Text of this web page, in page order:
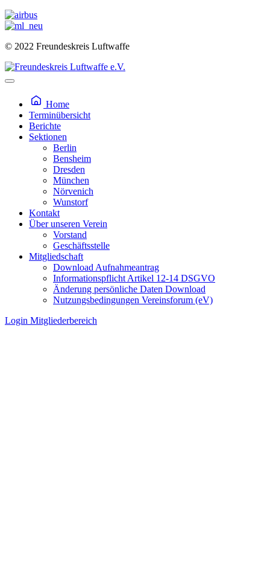
© 2022 Freundeskreis Luftwaffe
Home
Terminübersicht
Berichte
Sektionen
Berlin
Bensheim
Dresden
München
Nörvenich
Wunstorf
Kontakt
Über unseren Verein
Vorstand
Geschäftsstelle
Mitgliedschaft
Download Aufnahmeantrag
Informationspflicht Artikel 12-14 DSGVO
Änderung persönliche Daten Download
Nutzungsbedingungen Vereinsforum (eV)
Login Mitgliederbereich